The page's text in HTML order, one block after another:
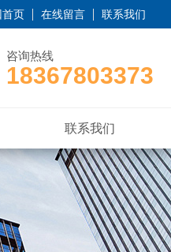
首页 在线留言 联系我们
咨询热线
18367803373
联系我们